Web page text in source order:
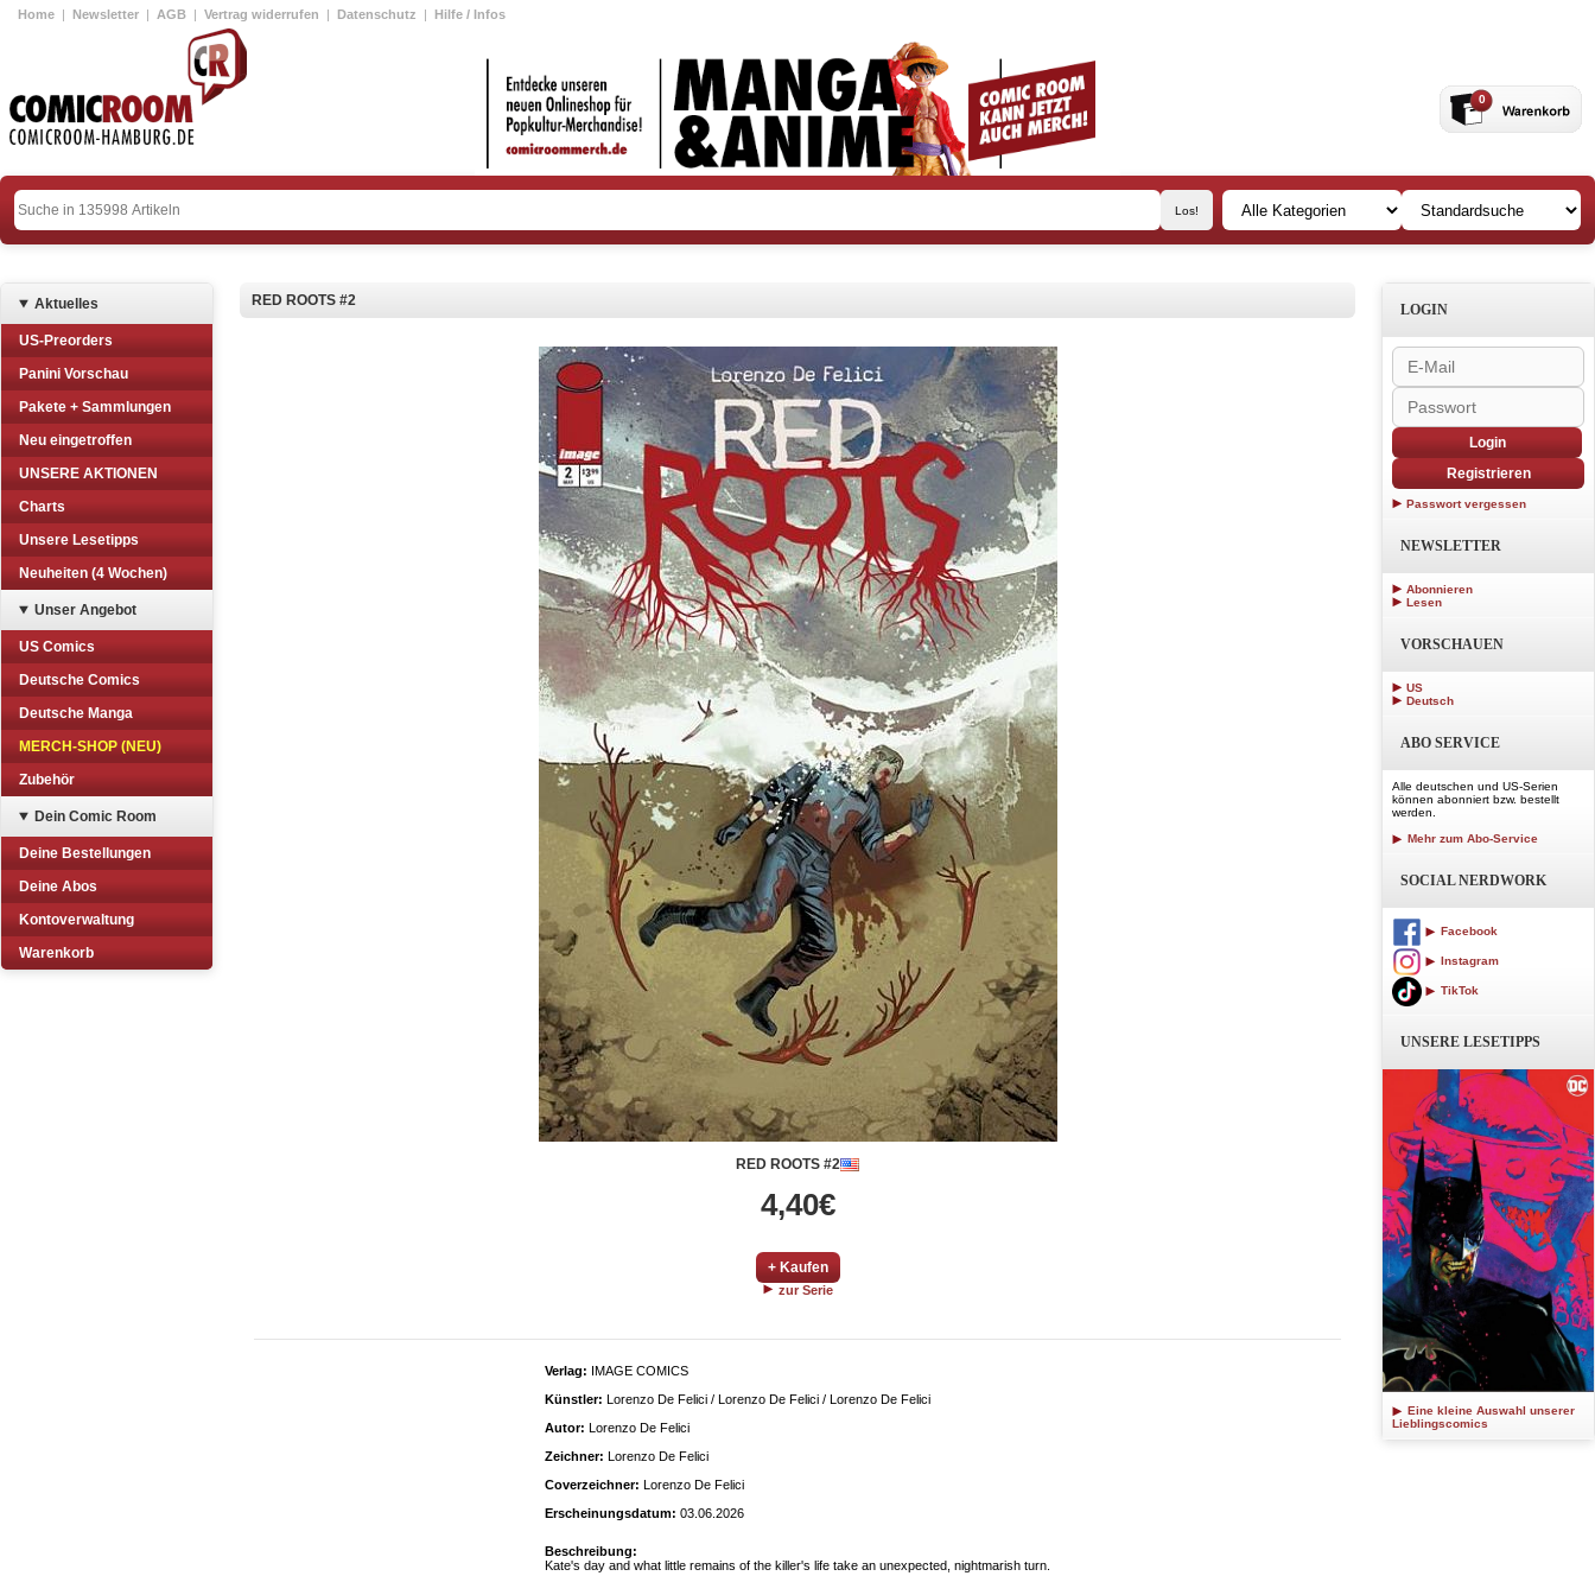
Home | Newsletter | AGB | Vertrag widerrufen | Datenschutz | Hilfe / Infos
0
Aktuelles
US-Preorders
Panini Vorschau
Pakete + Sammlungen
Neu eingetroffen
UNSERE AKTIONEN
Charts
Unsere Lesetipps
Neuheiten (4 Wochen)
Unser Angebot
US Comics
Deutsche Comics
Deutsche Manga
MERCH-SHOP (NEU)
Zubehör
Dein Comic Room
Deine Bestellungen
Deine Abos
Kontoverwaltung
Warenkorb
RED ROOTS #2
RED ROOTS #2
4,40€
+ Kaufen
zur Serie
Verlag: IMAGE COMICS
Künstler: Lorenzo De Felici / Lorenzo De Felici / Lorenzo De Felici
Autor: Lorenzo De Felici
Zeichner: Lorenzo De Felici
Coverzeichner: Lorenzo De Felici
Erscheinungsdatum: 03.06.2026
Beschreibung:
Kate's day and what little remains of the killer's life take an unexpected, nightmarish turn.
LOGIN
Login
Registrieren
Passwort vergessen
NEWSLETTER
Abonnieren
Lesen
VORSCHAUEN
US
Deutsch
ABO SERVICE
Alle deutschen und US-Serien
können abonniert bzw. bestellt
werden.
Mehr zum Abo-Service
SOCIAL NERDWORK
Facebook
Instagram
TikTok
UNSERE LESETIPPS
Eine kleine Auswahl unserer
Lieblingscomics